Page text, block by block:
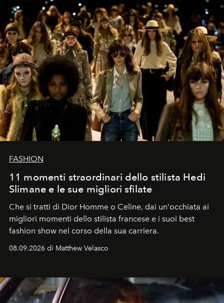
FASHION
11 momenti straordinari dello stilista Hedi
Slimane e le sue migliori sfilate
Che si tratti di Dior Homme o Celine, dai un'occhiata ai
migliori momenti dello stilista francese e i suoi best
fashion show nel corso della sua carriera.
08.09.2026 di Matthew Velasco